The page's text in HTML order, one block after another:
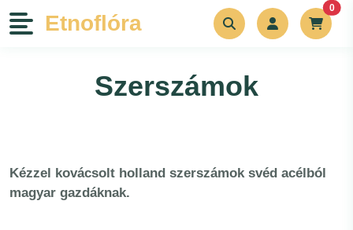
Etnoflóra
Növények
Bemutatkozás
Kapcsolat
0
Szerszámok
Kézzel kovácsolt holland szerszámok svéd acélból
magyar gazdáknak.